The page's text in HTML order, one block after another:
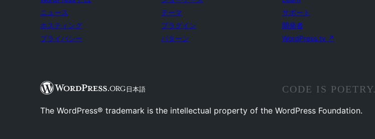
ニュース
ホスティング
プライバシー
テーマ
プラグイン
パターン
サポート
開発者
WordPress.tv ↗
日本語 CODE IS POETRY.
The WordPress® trademark is the intellectual property of the WordPress Foundation.